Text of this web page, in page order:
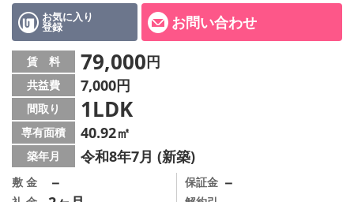
お気に入り
登録 お問い合わせ
賃 料 79,000円
共益費 7,000円
間取り 1LDK
専有面積 40.92㎡
築年月 令和8年7月 (新築)
敷 金 － 保証金 －